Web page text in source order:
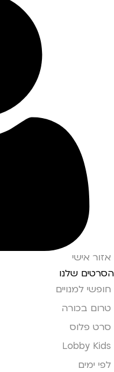
אזור אישי
הסרטים שלנו
חופשי למנויים
טרום בכורה
סרט פלוס
Lobby Kids
לפי ימים